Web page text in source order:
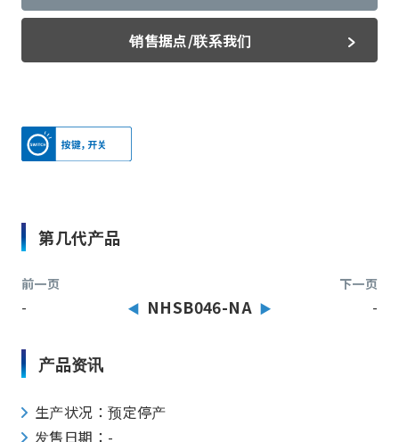
销售据点/联系我们
第几代产品
前一页
- NHSB046-NA
下一页
-
产品资讯
生产状况：预定停产
发售日期：-